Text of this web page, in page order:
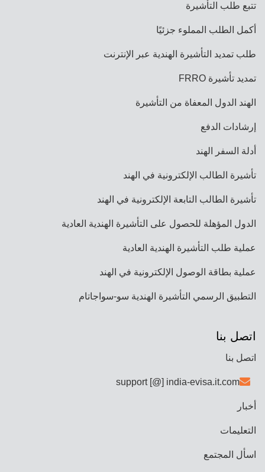
تتبع طلب التأشيرة
أكمل الطلب المملوء جزئيًا
طلب تمديد التأشيرة الهندية عبر الإنترنت
تمديد تأشيرة FRRO
الهند الدول المعفاة من التأشيرة
إرشادات الدفع
أدلة السفر الهند
تأشيرة الطالب الإلكترونية في الهند
تأشيرة الطالب التابعة الإلكترونية في الهند
الدول المؤهلة للحصول على التأشيرة الهندية العادية
عملية طلب التأشيرة الهندية العادية
عملية بطاقة الوصول الإلكترونية في الهند
التطبيق الرسمي التأشيرة الهندية سو-سواجاتام
اتصل بنا
اتصل بنا
support [@] india-evisa.it.com
أخبار
التعليمات
اسأل المجتمع